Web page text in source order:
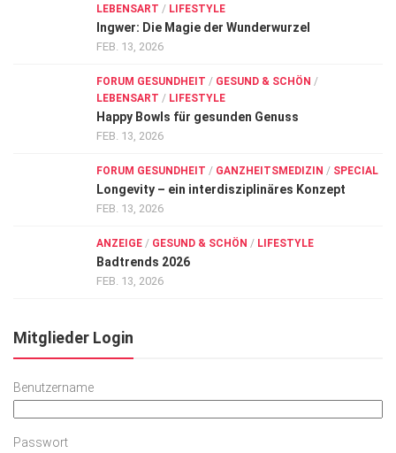
LEBENSART / LIFESTYLE
Ingwer: Die Magie der Wunderwurzel
FEB. 13, 2026
FORUM GESUNDHEIT / GESUND & SCHÖN /
LEBENSART / LIFESTYLE
Happy Bowls für gesunden Genuss
FEB. 13, 2026
FORUM GESUNDHEIT / GANZHEITSMEDIZIN / SPECIAL
Longevity – ein interdisziplinäres Konzept
FEB. 13, 2026
ANZEIGE / GESUND & SCHÖN / LIFESTYLE
Badtrends 2026
FEB. 13, 2026
Mitglieder Login
Benutzername
Passwort